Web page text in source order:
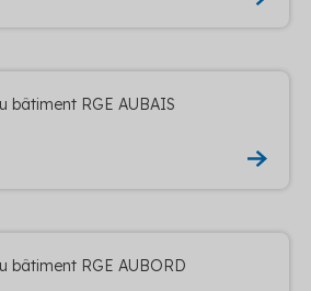
bâtiment RGE AUBAIS
bâtiment RGE AUBORD